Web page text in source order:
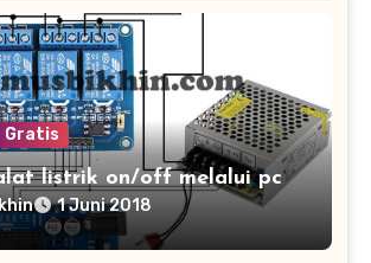
Gratis
listrik on/off melalui pc
1 Juni 2018